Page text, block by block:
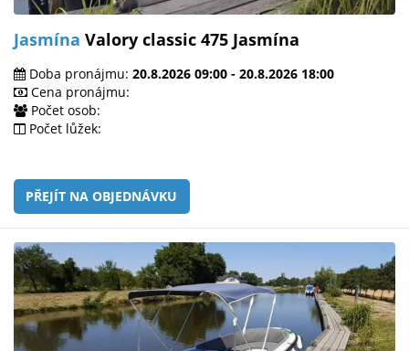
Jasmína Valory classic 475 Jasmína
Doba pronájmu: 20.8.2026 09:00 - 20.8.2026 18:00
Cena pronájmu:
Počet osob:
Počet lůžek:
PŘEJÍT NA OBJEDNÁVKU